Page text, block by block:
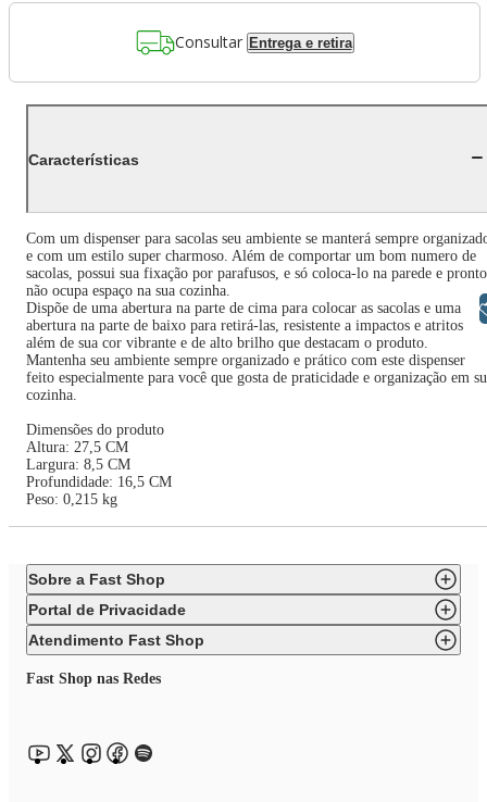
Consultar Entrega e retira
Características
Com um dispenser para sacolas seu ambiente se manterá sempre
e com um estilo super charmoso. Além de comportar um bom numero de
sacolas, possui sua fixação por parafusos, e só coloca-lo na parede e
não ocupa espaço na sua cozinha.
Dispõe de uma abertura na parte de cima para colocar as sacolas e uma
abertura na parte de baixo para retirá-las, resistente a impactos e atritos
além de sua cor vibrante e de alto brilho que destacam o produto.
Mantenha seu ambiente sempre organizado e prático com este dispenser
feito especialmente para você que gosta de praticidade e organização em
cozinha.
Dimensões do produto
Altura: 27,5 CM
Largura: 8,5 CM
Profundidade: 16,5 CM
Peso: 0,215 kg
Sobre a Fast Shop
Portal de Privacidade
Atendimento Fast Shop
Fast Shop nas Redes
Libras